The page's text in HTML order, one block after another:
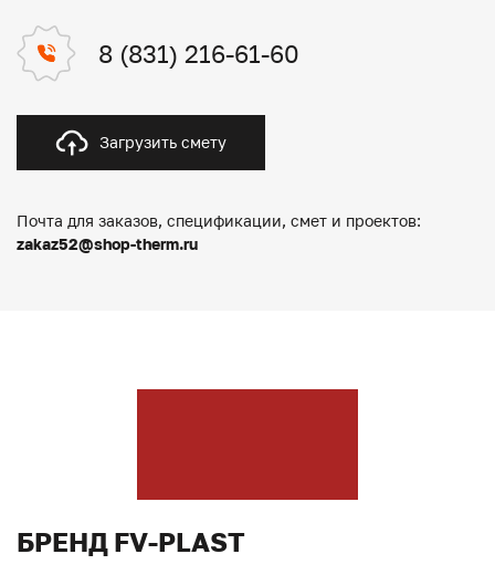
8 (831) 216-61-60
Загрузить смету
Почта для заказов, спецификации, смет и проектов:
zakaz52@shop-therm.ru
БРЕНД FV-PLAST